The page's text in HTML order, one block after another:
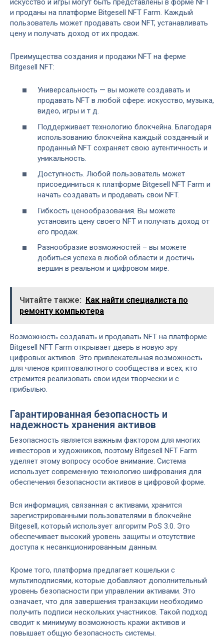
и проданы на платформе Bitgesell NFT Farm. Каждый
пользователь может продавать свои NFT, устанавливать
цену и получать доход от их продаж.
Преимущества создания и продажи NFT на ферме
Bitgesell NFT:
Универсальность — вы можете создавать и
продавать NFT в любой сфере: искусство, музыка,
видео, игры и т д.
Поддерживает технологию блокчейна. Благодаря
использованию блокчейна каждый созданный и
проданный NFT сохраняет свою аутентичность и
уникальность.
Доступность. Любой пользователь может
присоединиться к платформе Bitgesell NFT Farm и
начать создавать и продавать свои NFT.
Гибкость ценообразования. Вы можете
установить цену своего NFT и получать доход от
его продаж.
Разнообразие возможностей – вы можете
добиться успеха в любой области и достичь
вершин в реальном и цифровом мире.
Читайте также: Как найти специалиста по
ремонту компьютера
Возможность создавать и продавать NFT на платформе
Bitgesell NFT Farm открывает дверь в новую эру
цифровых активов. Это привлекательная возможность
для членов криптовалютного сообщества и всех, кто
стремится реализовать свои идеи творчески и с
прибылью.
Гарантированная безопасность и
надежность хранения активов
Безопасность является важным фактором для многих
инвесторов и художников, поэтому Bitgesell NFT Farm
уделяет этому вопросу особое внимание. Система
использует современную технологию шифрования для
обеспечения безопасности активов в цифровой форме.
Вся информация, связанная с активами, хранится
зарегистрированными пользователями в блокчейне
Bitgesell, который использует алгоритм PoS 3.0. Это
обеспечивает высокий уровень защиты и отсутствие
доступа к несанкционированным данным.
Кроме того, платформа предлагает кошельки с
мультиподписями, которые добавляют дополнительный
уровень безопасности при управлении активами. Это
означает, что для завершения транзакции необходимо
получить подписи нескольких участников. Такой подход
сводит к минимуму возможность кражи активов и
повышает общую безопасность системы.